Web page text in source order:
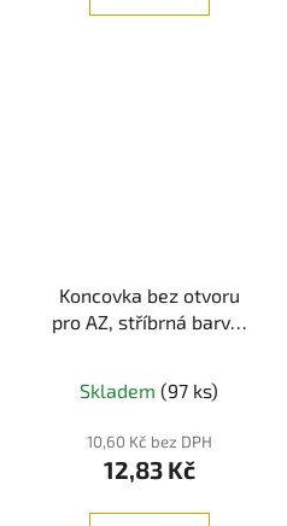
Koncovka bez otvoru
pro AZ, stříbrná barva,
Skladem (97 ks)
10,60 Kč bez DPH
12,83 Kč